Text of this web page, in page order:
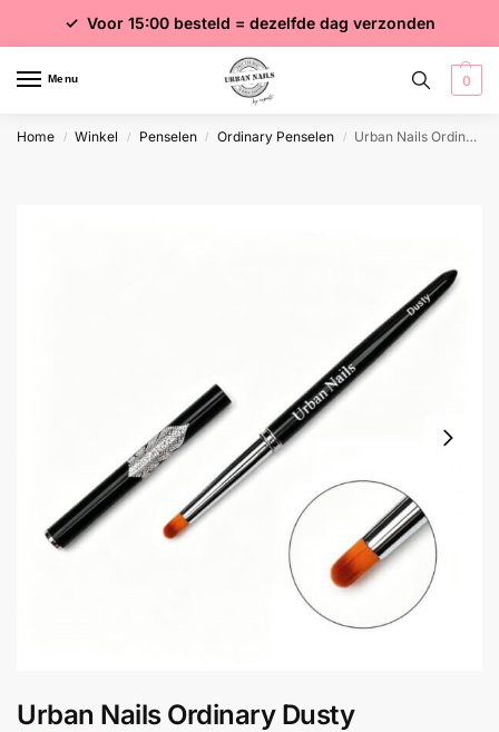
✓ Gratis verzending vanaf €75 excl. btw
✓ Voor 15:00 besteld = dezelfde dag verzonden
✓ Meer dan 4000 producten
Menu 0
Home / Winkel / Penselen / Ordinary Penselen / Urban Nails Ordinary Dusty
Urban Nails Ordinary Dusty